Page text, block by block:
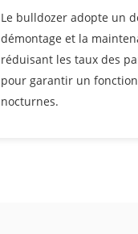
Le bulldozer adopte un
démontage et la
réduisant les taux des
pour garantir un
nocturnes.